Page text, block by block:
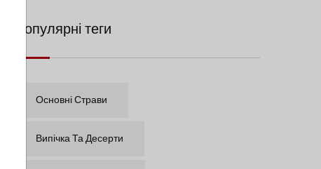
Популярні теги
Основні Страви
Випічка Та Десерти